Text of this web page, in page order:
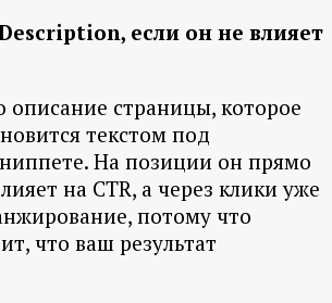
если он не влияет
описание страницы, которое
текстом под
На позиции он прямо
на CTR, а через клики уже
потому что
что ваш результат